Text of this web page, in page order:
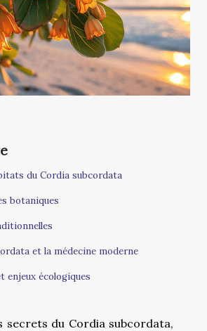
du Cordia subcordata
botaniques
et la médecine moderne
enjeux écologiques
secrets du Cordia subcordata,